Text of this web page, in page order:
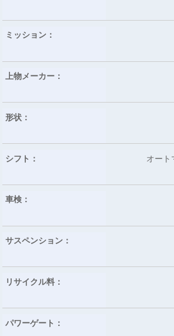
ミッション：
上物メーカー：
形状：
シフト： オート
車検：
サスペンション：
リサイクル料：
パワーゲート：